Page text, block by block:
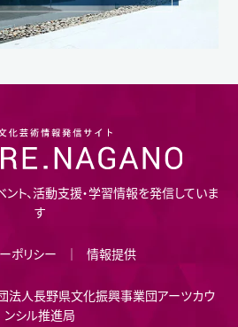
ト、活動支援・学習情報を発信していま
す
ポリシー 情報提供
法人長野県文化振興事業団アーツカウ
ンシル推進局